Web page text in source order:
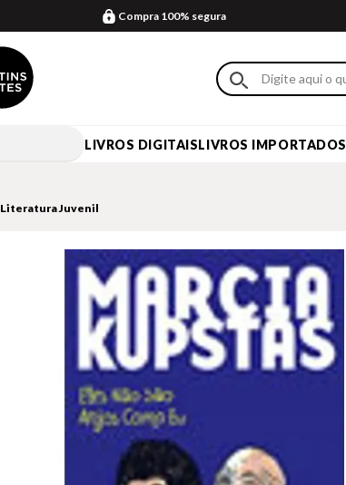
Compra 100% segura
LIVROS DIGITAISLIVROS IMPORTADOS
Literatura Juvenil